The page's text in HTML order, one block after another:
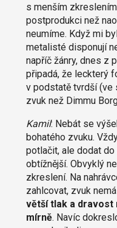
s menším
postprodukci než
neumíme. Když mi
metalisté disponují
napříč žánry, dnes z
připadá, že leckterý
v podstatě tvrdší (ve
zvuk než Dimmu
Kamil: Nebát se
bohatého zvuku.
potlačit, ale dodat do
obtížnější. Obvyklý
zkreslení. Na
zahlcovat, zvuk
větší tlak a dravost
mírně. Navíc